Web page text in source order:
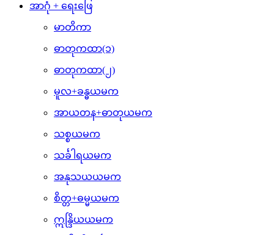
အာဂုံ + ရေးဖြေ
မာတိကာ
ဓာတုကထာ(၁)
ဓာတုကထာ(၂)
မူလ+ခန္ဓယမက
အာယတန+ဓာတုယမက
သစ္စယမက
သင်္ခါရယမက
အနုသယယမက
စိတ္တ+ဓမ္မယမက
ဣန္ဒြိယယမက